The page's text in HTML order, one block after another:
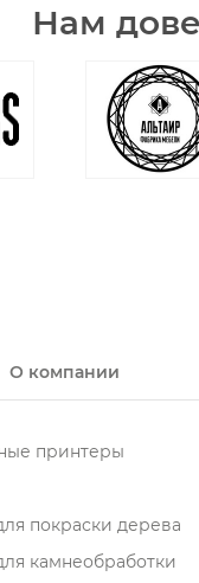
Нам
О компании
принтеры
покраски дерева
камнеобработки